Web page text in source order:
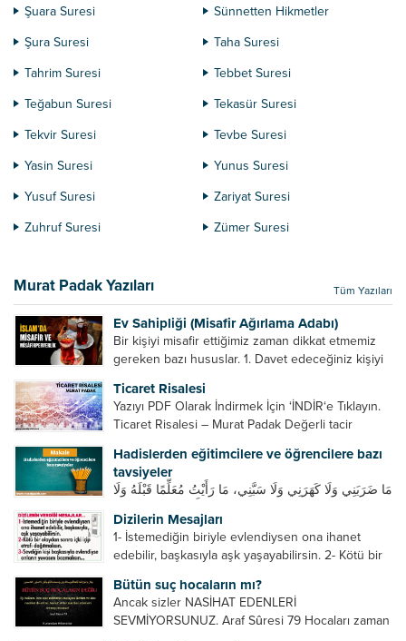
Şuara Suresi
Sünnetten Hikmetler
Şura Suresi
Taha Suresi
Tahrim Suresi
Tebbet Suresi
Teğabun Suresi
Tekasür Suresi
Tekvir Suresi
Tevbe Suresi
Yasin Suresi
Yunus Suresi
Yusuf Suresi
Zariyat Suresi
Zuhruf Suresi
Zümer Suresi
Murat Padak Yazıları Tüm Yazıları
Ev Sahipliği (Misafir Ağırlama Adabı)
Bir kişiyi misafir ettiğimiz zaman dikkat etmemiz
gereken bazı hususlar. 1. Davet edeceğiniz kişiyi
önce, bir hafta önce veya gün içinde davet edin....
Ticaret Risalesi
Yazıyı PDF Olarak İndirmek İçin ‘İNDİR‘e Tıklayın.
Ticaret Risalesi – Murat Padak Değerli tacir
ticaret yapmaktır. Peygamber efendimiz de ticaret
yapmıştır. Hz. Hatice...
Hadislerden eğitimcilere ve öğrencilere bazı
tavsiyeler
مَا ضَرَبَنِي وَلَا كَهَرَنِي وَلَا سَبَّنِي، مَا رَأَيْتُ مُعَلِّمًا قَبْلَهُ وَلَا
ve sellem beni dövmedi, azarlamadı ve bana
sövmedi. Ben ne ondan önce...
Dizilerin Mesajları
1- İstemediğin biriyle evlendiysen ona ihanet
edebilir, başkasıyla aşk yaşayabilirsin. 2- Kötü bir
Sevdiğin kişi başkasıyla evlendiyse onların
yuvasını bozmalısın. 4- Hiçbir dizide...
Bütün suç hocaların mı?
Ancak sizler NASİHAT EDENLERİ
SEVMİYORSUNUZ. Araf Sûresi 79 Hocaları zaman